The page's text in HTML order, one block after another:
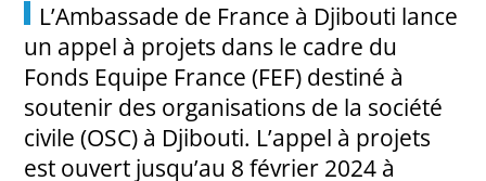
L’Ambassade de France à Djibouti lance
un appel à projets dans le cadre du
Fonds Equipe France (FEF) destiné à
soutenir des organisations de la société
civile (OSC) à Djibouti. L’appel à projets
est ouvert jusqu’au 8 février 2024 à